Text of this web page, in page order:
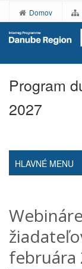
Domov
Program
2027
HLAVNÉ MENU
februára